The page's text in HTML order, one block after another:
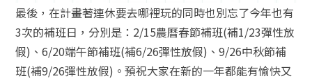
最後，在計畫著連休要去哪裡玩的同時也別忘了今年也有
3次的補班日，分別是：2/15農曆春節補班(補1/23彈性放
假)、6/20端午節補班(補6/26彈性放假)、9/26中秋節補
班(補9/26彈性放假)。預祝大家在新的一年都能有愉快又